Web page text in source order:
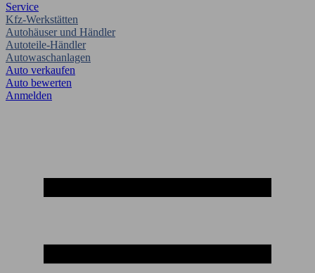
Service
Kfz-Werkstätten
Autohäuser und Händler
Autoteile-Händler
Autowaschanlagen
Auto verkaufen
Auto bewerten
Anmelden